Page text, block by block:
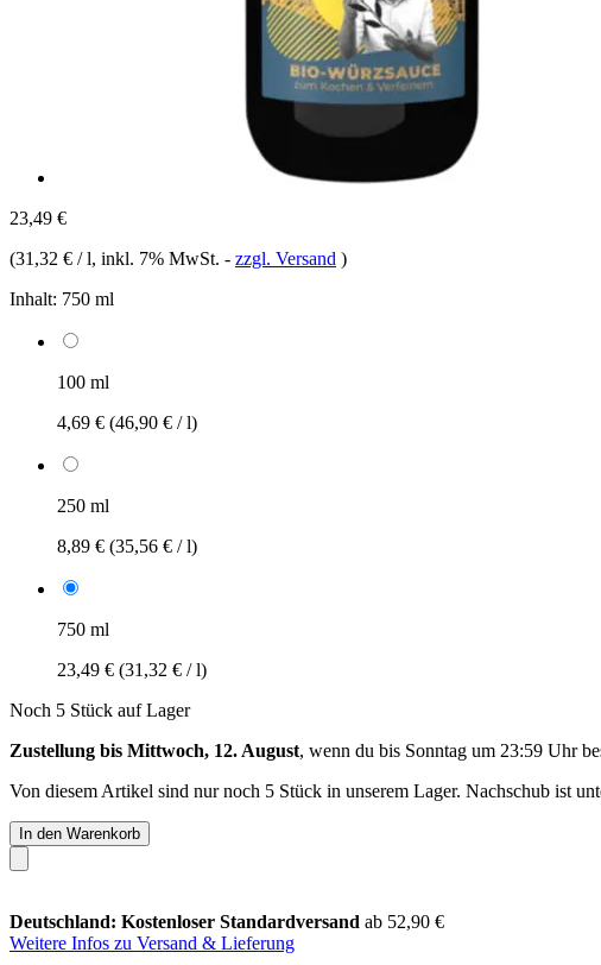
23,49 €
(31,32 € / l, inkl. 7% MwSt. - zzgl. Versand )
Inhalt: 750 ml
100 ml
4,69 € (46,90 € / l)
250 ml
8,89 € (35,56 € / l)
750 ml
23,49 € (31,32 € / l)
Noch 5 Stück auf Lager
Zustellung bis Mittwoch, 12. August, wenn du bis Sonntag um 23:59 Uhr
Von diesem Artikel sind nur noch 5 Stück in unserem Lager. Nachschub ist
In den Warenkorb
Deutschland: Kostenloser Standardversand ab 52,90 €
Weitere Infos zu Versand & Lieferung